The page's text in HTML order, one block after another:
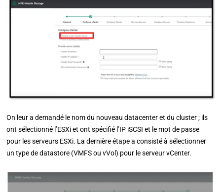
On leur a demandé le nom du nouveau datacenter et du cluster ; ils
ont sélectionné l’ESXi et ont spécifié l’IP iSCSI et le mot de passe
pour les serveurs ESXi. La dernière étape a consisté à sélectionner
un type de datastore (VMFS ou vVol) pour le serveur vCenter.